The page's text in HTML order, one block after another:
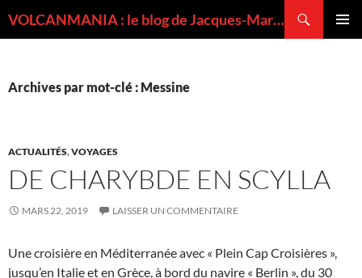
VOLCANMANIA : le blog de Jacques-Marie BARDINTZEFF, volcanologue
Archives par mot-clé : Messine
ACTUALITÉS,VOYAGES
DE CHARYBDE EN SCYLLA
MARS 22, 2019 LAISSER UN COMMENTAIRE
Une croisière en Méditerranée avec « Plein Cap Croisières »,
jusqu’en Italie et en Grèce, à bord du navire « Berlin », du 30